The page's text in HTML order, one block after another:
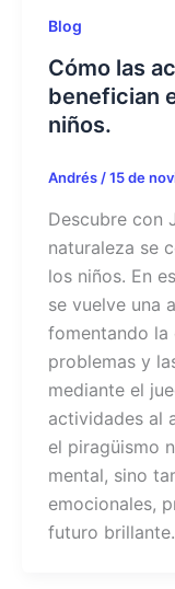
Blog
Cómo las
benefician
niños.
Andrés/15 de
Descubre con
naturaleza se
los niños. En
se vuelve una
fomentando la
problemas y
mediante el
actividades al
el piragüismo
mental, sino
emocionales,
futuro brillante.